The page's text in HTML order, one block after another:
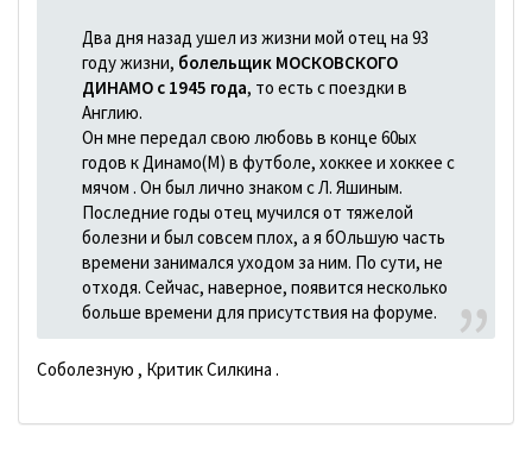
Два дня назад ушел из жизни мой отец на 93
году жизни, болельщик МОСКОВСКОГО
ДИНАМО с 1945 года, то есть с поездки в
Англию.
Он мне передал свою любовь в конце 60ых
годов к Динамо(М) в футболе, хоккее и хоккее с
мячом . Он был лично знаком с Л. Яшиным.
Последние годы отец мучился от тяжелой
болезни и был совсем плох, а я бОльшую часть
времени занимался уходом за ним. По сути, не
отходя. Сейчас, наверное, появится несколько
больше времени для присутствия на форуме.
Соболезную , Критик Силкина .